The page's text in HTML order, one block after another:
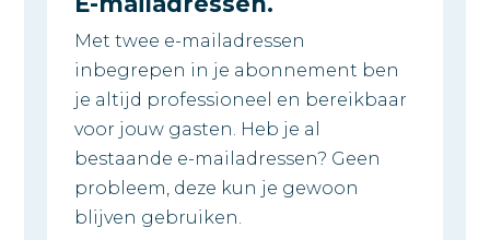
Met twee e-mailadressen
inbegrepen in je abonnement ben
je altijd professioneel en bereikbaar
voor jouw gasten. Heb je al
bestaande e-mailadressen? Geen
probleem, deze kun je gewoon
blijven gebruiken.